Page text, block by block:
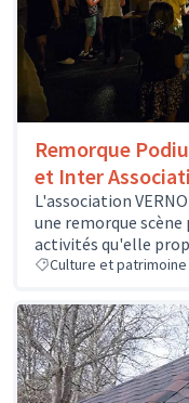
Remorque
et Inter
L'association
une remorque
activités qu'elle
Culture et patrimoine